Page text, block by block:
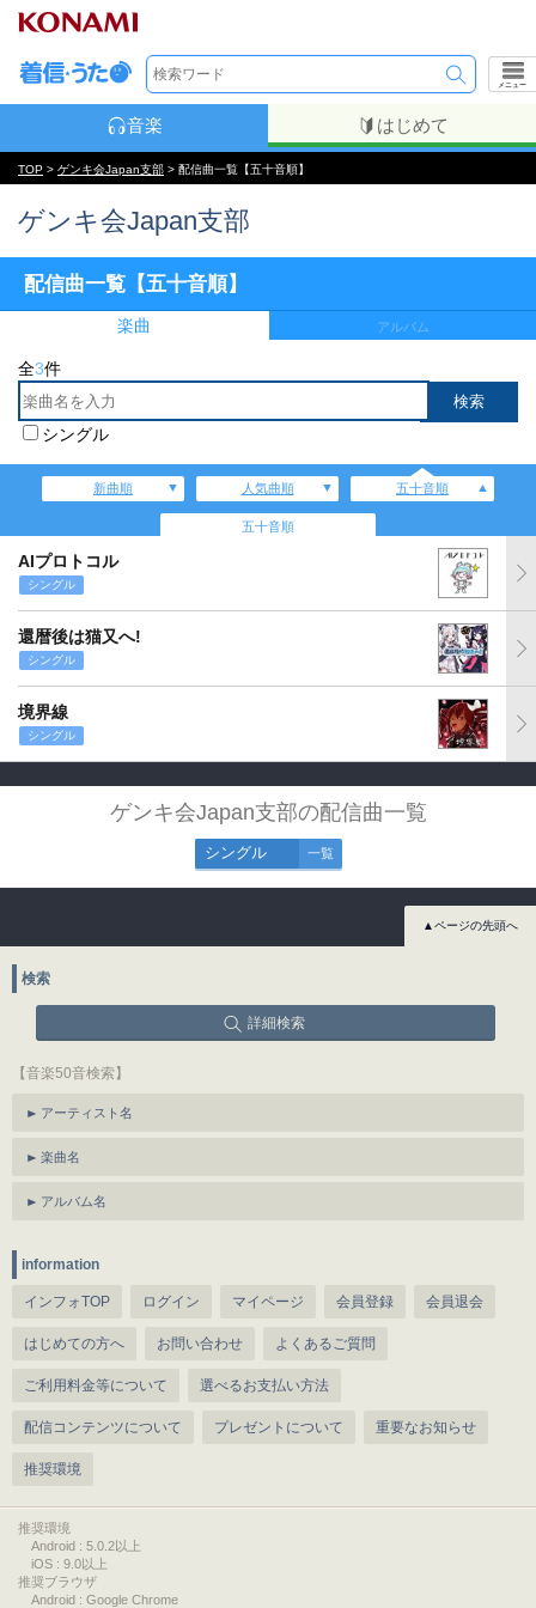
メニュー
音楽 はじめて
TOP > ゲンキ会Japan支部 > 配信曲一覧【五十音順】
ゲンキ会Japan支部
配信曲一覧【五十音順】
楽曲 アルバム
全3件
シングル
新曲順 人気曲順 五十音順
五十音順
AIプロトコル
シングル
還暦後は猫又へ!
シングル
境界線
シングル
ゲンキ会Japan支部の配信曲一覧
シングル 一覧
▲ページの先頭へ
検索
詳細検索
【音楽50音検索】
アーティスト名
楽曲名
アルバム名
information
インフォTOP ログイン マイページ 会員登録 会員退会
はじめての方へ お問い合わせ よくあるご質問
ご利用料金等について 選べるお支払い方法
配信コンテンツについて プレゼントについて 重要なお知らせ
推奨環境
推奨環境
Android : 5.0.2以上
iOS : 9.0以上
推奨ブラウザ
Android : Google Chrome